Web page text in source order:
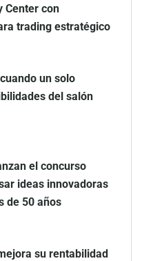
Center con
trading estratégico
un solo
del salón
el concurso
ideas innovadoras
de 50 años
su rentabilidad